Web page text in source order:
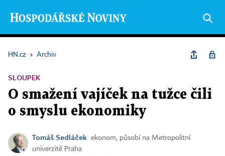
HN.cz › Archiv
SLOUPEK
O smažení vajíček na tužce čili
o smyslu ekonomiky
Tomáš Sedláček
ekonom, působí na Metropolitní
univerzitě Praha